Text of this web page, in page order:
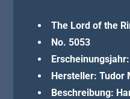
The Lord of the
No. 5053
Erscheinungsjahr:
Hersteller: Tudor
Beschreibung: